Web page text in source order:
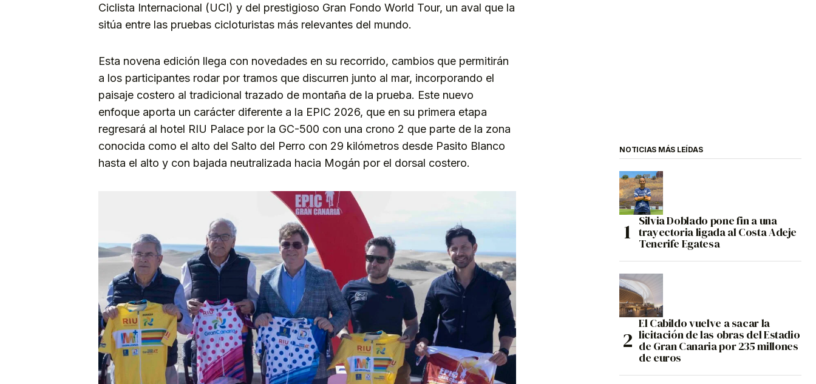
Ciclista Internacional (UCI) y del prestigioso Gran Fondo World Tour, un aval que la
sitúa entre las pruebas cicloturistas más relevantes del mundo.
Esta novena edición llega con novedades en su recorrido, cambios que permitirán
a los participantes rodar por tramos que discurren junto al mar, incorporando el
paisaje costero al tradicional trazado de montaña de la prueba. Este nuevo
enfoque aporta un carácter diferente a la EPIC 2026, que en su primera etapa
regresará al hotel RIU Palace por la GC-500 con una crono 2 que parte de la zona
conocida como el alto del Salto del Perro con 29 kilómetros desde Pasito Blanco
hasta el alto y con bajada neutralizada hacia Mogán por el dorsal costero.
NOTICIAS MÁS LEÍDAS
Silvia Doblado pone fin a una
trayectoria ligada al Costa Adeje
Tenerife Egatesa
El Cabildo vuelve a sacar la
licitación de las obras del Estadio
de Gran Canaria por 235 millones
de euros